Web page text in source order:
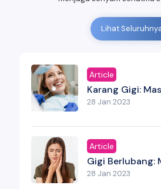
Lihat
Article
Karang Gigi:
Yang Bisa
28 Jan 2023
Article
Gigi Berlubang:
Yang Bisa Jadi
28 Jan 2023